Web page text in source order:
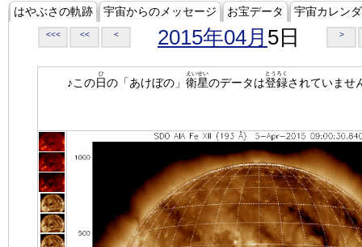
はやぶさの軌跡 宇宙からのメッセージ お宝データ 宇宙カレン
<<< << < 2015年04月 5日 >
♪この日
ひ
の「あけぼの」 衛星
えいせい
のデータは登録
とうろく
されていませ